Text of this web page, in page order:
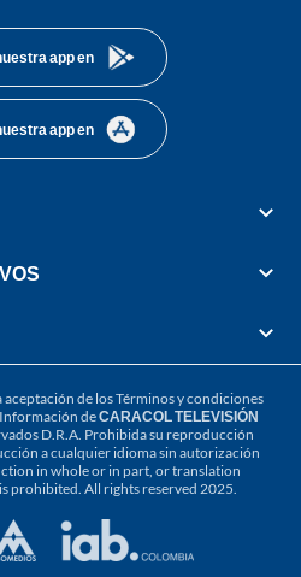
app en
app en
aceptación de losTérminos y condiciones
deCARACOL TELEVISIÓN
D.R.A. Prohibida su reproducción
a cualquier idioma sin autorización
in whole or in part, or translation
prohibited. All rights reserved 2025.